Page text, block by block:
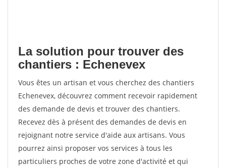
La solution pour trouver des
chantiers : Echenevex
Vous êtes un artisan et vous cherchez des chantiers
Echenevex, découvrez comment recevoir rapidement
des demande de devis et trouver des chantiers.
Recevez dès à présent des demandes de devis en
rejoignant notre service d'aide aux artisans. Vous
pourrez ainsi proposer vos services à tous les
particuliers proches de votre zone d'activité et qui